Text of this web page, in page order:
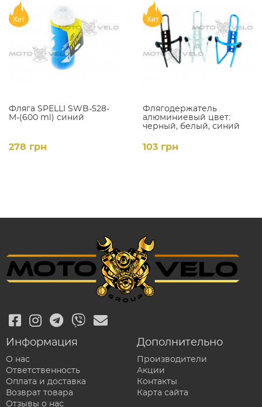
Фляга SPELLI SWB-528-
M-(600 ml) синий
Хит
278 грн
Флягодержатель
алюминиевый цвет:
черный, белый, синий
Хит
103 грн
Информация
О нас
Ответственность
Оплата и доставка
Возврат товара
Отзывы о нас
Дополнительно
Производители
Акции
Контакты
Карта сайта